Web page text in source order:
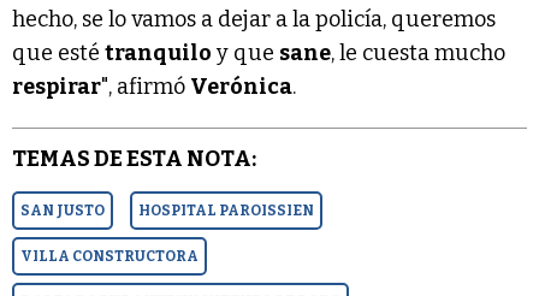
hecho, se lo vamos a dejar a la policía, queremos
que esté tranquilo y que sane, le cuesta mucho
respirar", afirmó Verónica.
TEMAS DE ESTA NOTA:
SAN JUSTO HOSPITAL PAROISSIEN
VILLA CONSTRUCTORA